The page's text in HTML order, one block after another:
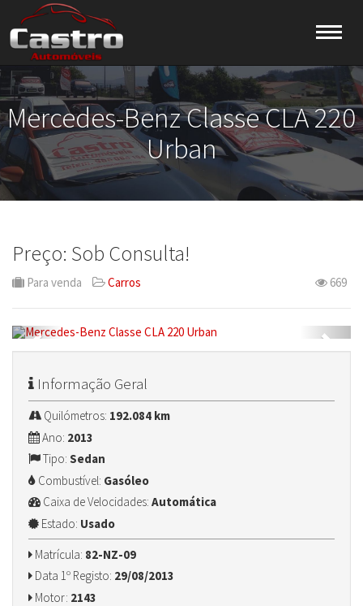
Mercedes-Benz Classe CLA 220
Urban
Preço: Sob Consulta!
Para venda Carros 669
Informação Geral
Quilómetros: 192.084 km
Ano: 2013
Tipo: Sedan
Combustível: Gasóleo
Caixa de Velocidades: Automática
Estado: Usado
Matrícula: 82-NZ-09
Data 1º Registo: 29/08/2013
Motor: 2143